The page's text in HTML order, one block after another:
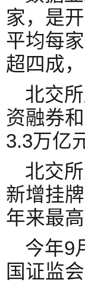
家，是
平均每
超四成
北交
资融券
3.3万亿
北交
新增挂
年来最高
今年9
国证监